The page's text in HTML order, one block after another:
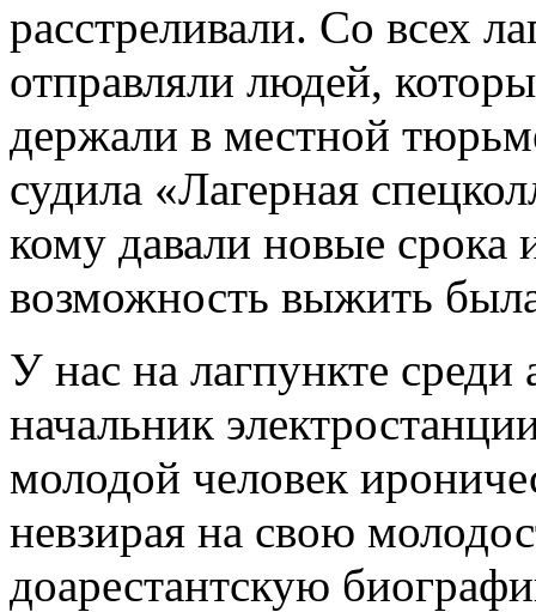
расстреливали. Со всех
отправляли людей,
держали в местной
судила «Лагерная
кому давали новые срока
возможность выжить
У нас на лагпункте среди
начальник
молодой человек
невзирая на свою
доарестантскую